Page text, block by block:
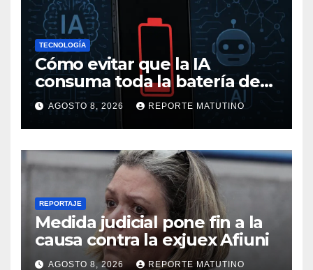
TECNOLOGÍA
Cómo evitar que la IA
consuma toda la batería de
tu móvil
AGOSTO 8, 2026 REPORTE MATUTINO
REPORTAJE
Medida judicial pone fin a la
causa contra la exjuex Afiuni
AGOSTO 8, 2026 REPORTE MATUTINO